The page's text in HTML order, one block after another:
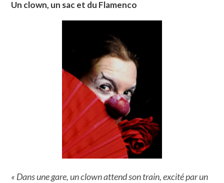
Un clown, un sac et du Flamenco
« Dans une gare, un clown attend son train, excité par un